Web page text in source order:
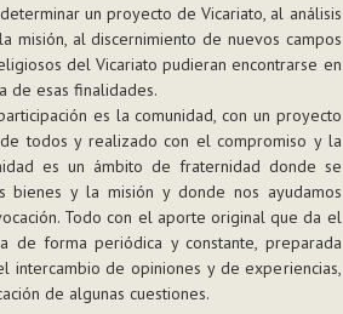
un proyecto de Vicariato, al análisis
misión, al discernimiento de nuevos campos
del Vicariato pudieran encontrarse en
de esas finalidades.
es la comunidad, con un proyecto
todos y realizado con el compromiso y la
es un ámbito de fraternidad donde se
y la misión y donde nos ayudamos
Todo con el aporte original que da el
de forma periódica y constante, preparada
de opiniones y de experiencias,
de algunas cuestiones.